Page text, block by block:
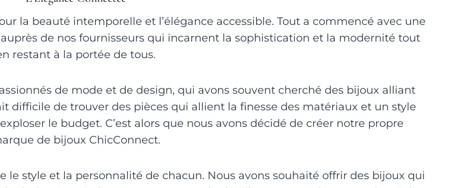
la beauté intemporelle et l’élégance accessible. Tout a commencé avec une
de nos fournisseurs qui incarnent la sophistication et la modernité tout
restant à la portée de tous.
de mode et de design, qui avons souvent cherché des bijoux alliant
difficile de trouver des pièces qui allient la finesse des matériaux et un style
le budget. C’est alors que nous avons décidé de créer notre propre
de bijoux ChicConnect.
style et la personnalité de chacun. Nous avons souhaité offrir des bijoux qui